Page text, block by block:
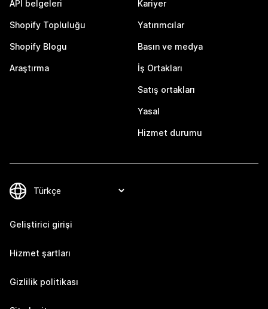
API belgeleri
Shopify Topluluğu
Shopify Blogu
Araştırma
Kariyer
Yatırımcılar
Basın ve medya
İş Ortakları
Satış ortakları
Yasal
Hizmet durumu
Geliştirici girişi
Hizmet şartları
Gizlilik politikası